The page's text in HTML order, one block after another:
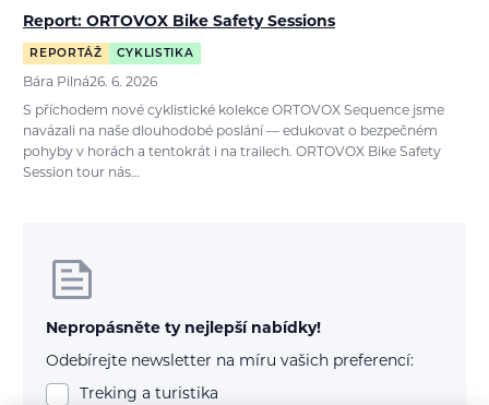
Report: ORTOVOX Bike Safety Sessions
REPORTÁŽ CYKLISTIKA
Bára Pilná26. 6. 2026
S příchodem nové cyklistické kolekce ORTOVOX Sequence jsme
navázali na naše dlouhodobé poslání — edukovat o bezpečném
pohyby v horách a tentokrát i na trailech. ORTOVOX Bike Safety
Session tour nás…
Nepropásněte ty nejlepší nabídky!
Odebírejte newsletter na míru vašich preferencí:
Treking a turistika